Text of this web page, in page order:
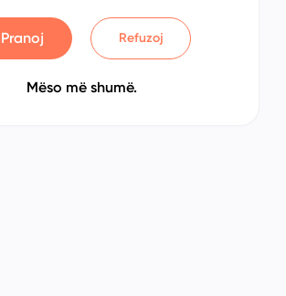
Pranoj Refuzoj
Mëso më shumë.